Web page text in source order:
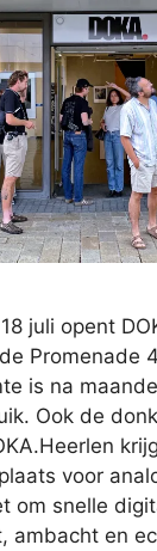
juli opent
Promenade
is na
Ook de
voor
om snelle
ambacht en